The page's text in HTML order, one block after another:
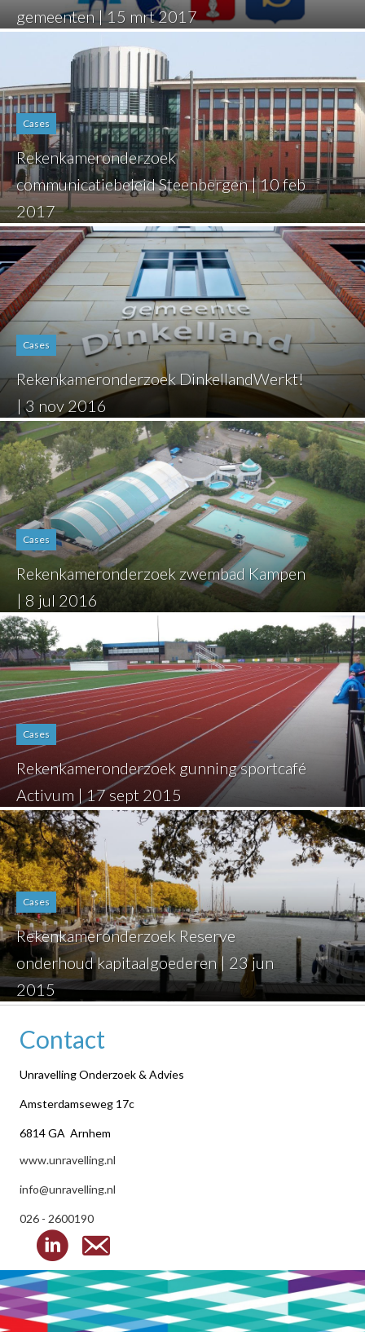
gemeenten | 15 mrt 2017
Cases
Rekenkameronderzoek
communicatiebeleid Steenbergen | 10 feb
2017
Cases
Rekenkameronderzoek DinkellandWerkt!
| 3 nov 2016
Cases
Rekenkameronderzoek zwembad Kampen
| 8 jul 2016
Cases
Rekenkameronderzoek gunning sportcafé
Activum | 17 sept 2015
Cases
Rekenkameronderzoek Reserve
onderhoud kapitaalgoederen | 23 jun
2015
Contact
Unravelling Onderzoek & Advies
Amsterdamseweg 17c
6814 GA Arnhem
www.unravelling.nl
info@unravelling.nl
026 - 2600190